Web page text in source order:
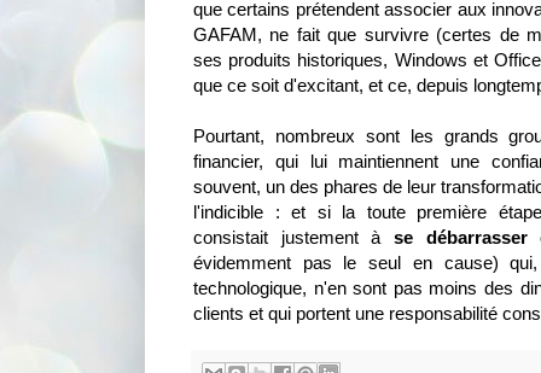
que certains prétendent associer aux
GAFAM, ne fait que survivre (certes de
ses produits historiques, Windows et
que ce soit d'excitant, et ce, depuis
Pourtant, nombreux sont les grands
financier, qui lui maintiennent une
souvent, un des phares de leur
l'indicible : et si la toute première
consistait justement à se
évidemment pas le seul en cause)
technologique, n'en sont pas moins des
clients et qui portent une responsabilité